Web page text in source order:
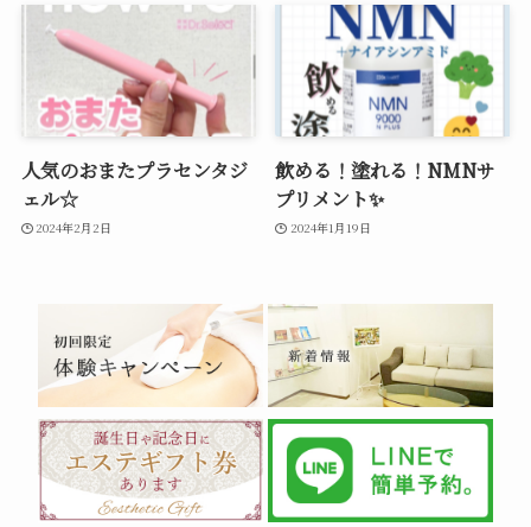
人気のおまたプラセンタジ
ェル☆
2024年2月2日
飲める！塗れる！NMNサ
プリメント✨
2024年1月19日